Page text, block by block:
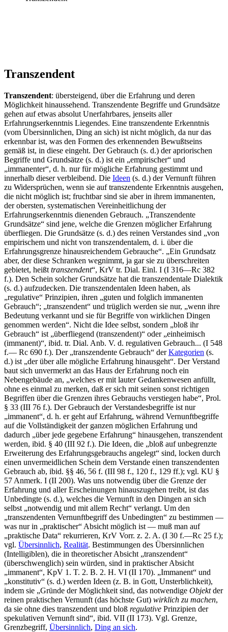
Transzendent
Transzendent: übersteigend, über die Erfahrung und deren
Möglichkeit hinaussehend. Transzendente Begriffe und Grundsätze
gehen auf etwas absolut Unerfahrbares, jenseits aller
Erfahrungserkenntnis Liegendes. Eine transzendente Erkenntnis
(vom Übersinnlichen, Ding an sich) ist nicht möglich, da nur das
erkennbar ist, was den Formen des erkennenden Bewußtseins
gemäß ist, in diese eingeht. Der Gebrauch (s. d.) der apriorischen
Begriffe und Grundsätze (s. d.) ist ein „empirischer“ und
„immanenter“, d. h. nur für mögliche Erfahrung gestimmt und
innerhalb dieser verbleibend. Die Ideen (s. d.) der Vernunft führen
zu Widersprüchen, wenn sie auf transzendente Erkenntnis ausgehen,
die nicht möglich ist; fruchtbar sind sie aber in ihrem immanenten,
der obersten, systematischen Vereinheitlichung der
Erfahrungserkenntnis dienenden Gebrauch. „Transzendente
Grundsätze“ sind jene, welche die Grenzen möglicher Erfahrung
überfliegen. Die Grundsätze (s. d.) des reinen Verstandes sind „von
empirischem und nicht von transzendentalem, d. i. über die
Erfahrungsgrenze hinausreichendem Gebrauche“. „Ein Grundsatz
aber, der diese Schranken wegnimmt, ja gar sie zu überschreiten
gebietet, heißt transzendent“, KrV tr. Dial. Einl. I (I 316—Rc 382
f.). Den Schein solcher Grundsätze hat die transzendentale Dialektik
(s. d.) aufzudecken. Die transzendentalen Ideen haben, als
„regulative“ Prinzipien, ihren „guten und folglich immanenten
Gebrauch“; „transzendent“ und trüglich werden sie nur, „wenn ihre
Bedeutung verkannt und sie für Begriffe von wirklichen Dingen
genommen werden“. Nicht die Idee selbst, sondern „bloß ihr
Gebrauch“ ist „überfliegend (transzendent)“ oder „einheimisch
(immanent)“, ibid. tr. Dial. Anb. V. d. regulativen Gebrauch... (I 548
f.— Rc 690 f.). Der „transzendente Gebrauch“ derKategorien (s.
d.) ist „der über alle mögliche Erfahrung hinausgeht“. Der Verstand
baut sich unvermerkt an das Haus der Erfahrung noch ein
Nebengebäude an, „welches er mit lauter Gedankenwesen anfüllt,
ohne es einmal zu merken, daß er sich mit seinen sonst richtigen
Begriffen über die Grenzen ihres Gebrauchs verstiegen habe“, Prol.
§ 33 (III 76 f.). Der Gebrauch der Verstandesbegriffe ist nur
„immanent“, d. h. er geht auf Erfahrung, während Vernunftbegriffe
auf die Vollständigkeit der ganzen möglichen Erfahrung und
dadurch „über jede gegebene Erfahrung“ hinausgehen, transzendent
werden, ibid. § 40 (III 92 f.). Die Ideen, die „bloß auf unbegrenzte
Erweiterung des Erfahrungsgebrauchs angelegt“ sind, locken durch
einen unvermeidlichen Schein dem Verstande einen transzendenten
Gebrauch ab, ibid. §§ 46, 56 f. (III 98 f., 120 f., 129 ff.); vgl. KU §
57 Anmerk. I (II 200). Was uns notwendig über die Grenze der
Erfahrung und aller Erscheinungen hinauszugehen treibt, ist das
Unbedingte (s. d.), welches die Vernunft in den Dingen an sich
selbst „notwendig und mit allem Recht“ verlangt. Um den
„transzendenten Vernunftbegriff des Unbedingten“ zu bestimmen —
was nur in „praktischer“ Absicht möglich ist — muß man auf
„praktische Data“ rekurrieren, KrV Vorr. z. 2. A. (I 30 f.—Rc 25 f.);
vgl. Übersinnlich, Realität. Bestimmungen des Übersinnlichen
(Intelligiblen), die in theoretischer Absicht „transzendent“
(überschwenglich) sein würden, sind in praktischer Absicht
„immanent“, KpV 1. T. 2. B. 2. H. VI (II 170). „Immanent“ und
„konstitutiv“ (s. d.) werden Ideen (z. B. in Gott, Unsterblichkeit),
indem sie „Gründe der Möglichkeit sind, das notwendige Objektder
reinen praktischen Vernunft (das höchste Gut) wirklich zu machen,
da sie ohne dies transzendent und bloß regulative Prinzipien der
spekulativen Vernunft sind“, ibid. VII (II 173). Vgl. Grenze,
Grenzbegriff, Übersinnlich, Ding an sich.